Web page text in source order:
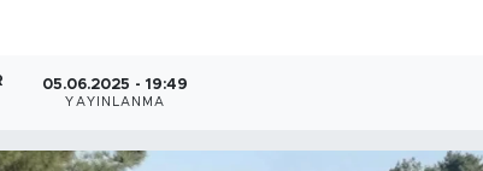
05.06.2025 - 19:49
YAYINLANMA